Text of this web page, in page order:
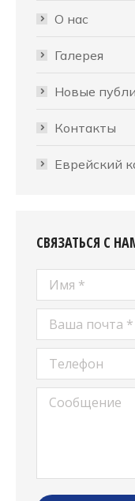
О нас
Галерея
Новые
Контакты
Еврейский
СВЯЗАТЬСЯ С
Имя *
Ваша почта *
Телефон
Сообщение